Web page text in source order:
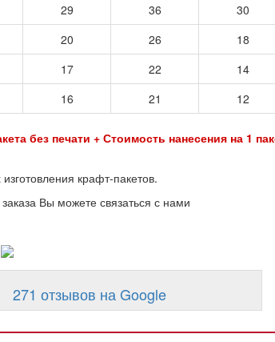
29 36
30
20 26
18
17 22
14
16 21 12
без печати + Стоимость нанесения на 1
крафт-пакетов.
Вы можете связаться с нами
271 отзывов на Google